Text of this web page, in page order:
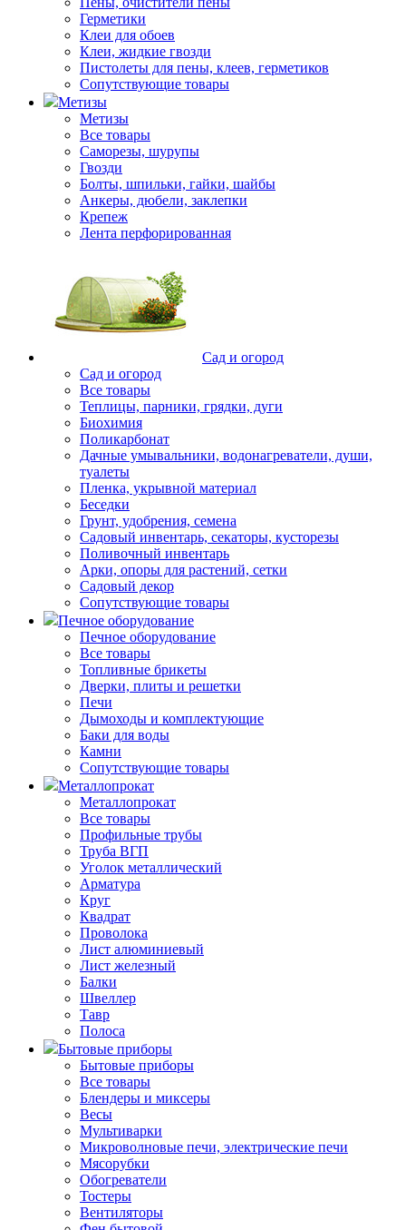
Герметики
Клеи для обоев
Клеи, жидкие гвозди
Пистолеты для пены, клеев, герметиков
Сопутствующие товары
Метизы
Метизы
Все товары
Саморезы, шурупы
Гвозди
Болты, шпильки, гайки, шайбы
Анкеры, дюбели, заклепки
Крепеж
Лента перфорированная
Сад и огород
Сад и огород
Все товары
Теплицы, парники, грядки, дуги
Биохимия
Поликарбонат
Дачные умывальники, водонагреватели, души,
туалеты
Пленка, укрывной материал
Беседки
Грунт, удобрения, семена
Садовый инвентарь, секаторы, кусторезы
Поливочный инвентарь
Арки, опоры для растений, сетки
Садовый декор
Сопутствующие товары
Печное оборудование
Печное оборудование
Все товары
Топливные брикеты
Дверки, плиты и решетки
Печи
Дымоходы и комплектующие
Баки для воды
Камни
Сопутствующие товары
Металлопрокат
Металлопрокат
Все товары
Профильные трубы
Труба ВГП
Уголок металлический
Арматура
Круг
Квадрат
Проволока
Лист алюминиевый
Лист железный
Балки
Швеллер
Тавр
Полоса
Бытовые приборы
Бытовые приборы
Все товары
Блендеры и миксеры
Весы
Мультиварки
Микроволновые печи, электрические печи
Мясорубки
Обогреватели
Тостеры
Вентиляторы